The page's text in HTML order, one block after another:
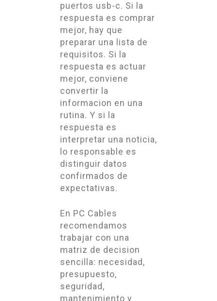
puertos usb-c. Si la
respuesta es comprar
mejor, hay que
preparar una lista de
requisitos. Si la
respuesta es actuar
mejor, conviene
convertir la
informacion en una
rutina. Y si la
respuesta es
interpretar una noticia,
lo responsable es
distinguir datos
confirmados de
expectativas.
En PC Cables
recomendamos
trabajar con una
matriz de decision
sencilla: necesidad,
presupuesto,
seguridad,
mantenimiento y